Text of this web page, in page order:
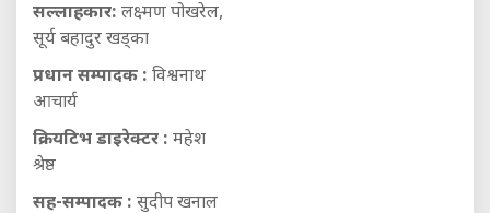
सल्लाहकार: लक्ष्मण पोखरेल,
सूर्य बहादुर खड्का
प्रधान सम्पादक : विश्वनाथ
आचार्य
क्रियटिभ डाइरेक्टर : महेश
श्रेष्ठ
सह-सम्पादक : सुदीप खनाल